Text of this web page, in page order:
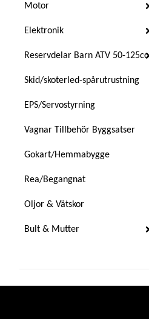
Motor
Elektronik
Reservdelar Barn ATV 50-125cc
Skid/skoterled-spårutrustning
EPS/Servostyrning
Vagnar Tillbehör Byggsatser
Gokart/Hemmabygge
Rea/Begangnat
Oljor & Vätskor
Bult & Mutter